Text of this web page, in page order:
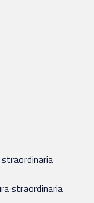
straordinaria